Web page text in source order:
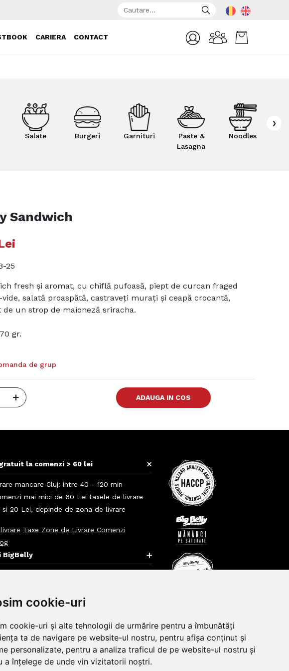
cookie-uri
cookie-uri și alte tehnologii de urmărire pentru a îmbunătăți
ta de navigare pe website-ul nostru, pentru afișa conținut și
personalizate, pentru a analiza traficul de pe website-ul nostru și
a înțelege de unde vin vizitatorii noștri.
CARIERA CONTACT
Salate Burgeri Garnituri
Paste &
Lasagna
Noodles
›
Sandwich
25
fresh și aromat, cu chiflă pufoasă, piept de curcan fraged
salată proaspătă, castraveți murați și ceapă crocantă,
un strop de maioneză sriracha.
gr.
de grup
+ ADAUGA IN COS
la comenzi > 60 lei +
mancare Cluj: intre 40 - 120 min
mai mici de 60 Lei taxele de livrare
20 Lei, depinde de zona de livrare
Taxe Zone de Livrare Comenzi
BigBelly
+